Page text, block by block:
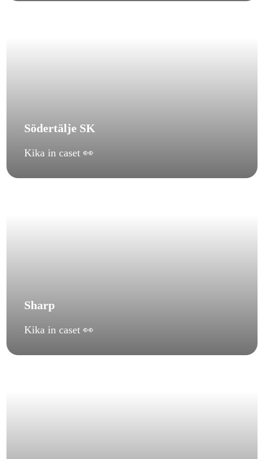
Södertälje SK
Kika in caset 👀
Sharp
Kika in caset 👀